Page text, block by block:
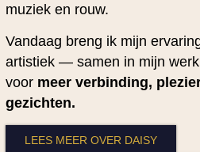
muziek en rouw.
Vandaag breng ik mijn
artistiek — samen in mijn
voor meer verbinding,
gezichten.
LEES MEER OVER DAISY